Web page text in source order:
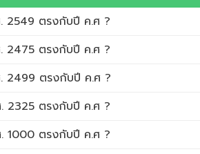
2549 ตรงกับปี ค.ศ ?
2475 ตรงกับปี ค.ศ ?
2499 ตรงกับปี ค.ศ ?
2325 ตรงกับปี ค.ศ ?
1000 ตรงกับปี ค.ศ ?